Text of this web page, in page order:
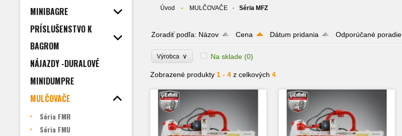
MINIBAGRE
PRÍSLUŠENSTVO K
BAGROM
NÁJAZDY -DURALOVÉ
MINIDUMPRE
MULČOVAČE
Séria FMR
Séria FMU
Úvod MULČOVAČE Séria MFZ
Zoradiť podľa: Názov Cena Dátum pridania Odporúčané poradie
Výrobca ∨ Na sklade (0)
Zobrazené produkty 1 - 4 z celkových4